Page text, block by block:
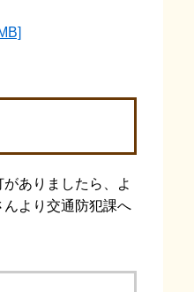
ありましたら、よ
より交通防犯課へ